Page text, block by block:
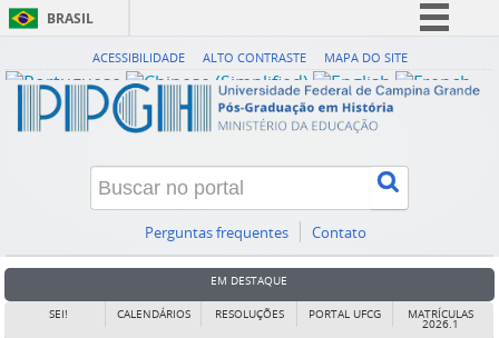
BRASIL
Simplifique!
Comunica BR
Participe
Legislação
Canais
ACESSIBILIDADE ALTO CONTRASTE MAPA DO SITE
Perguntas frequentes Contato
EM DESTAQUE
SEI! CALENDÁRIOS RESOLUÇÕES PORTAL UFCG MATRÍCULAS
2026.1